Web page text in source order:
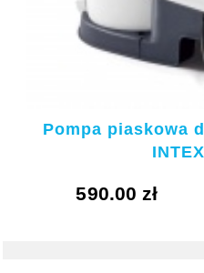
Pompa piaskowa
590.00 zł